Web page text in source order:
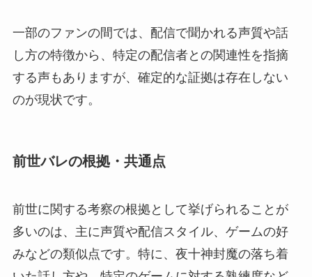
一部のファンの間では、配信で聞かれる声質や話
し方の特徴から、特定の配信者との関連性を指摘
する声もありますが、確定的な証拠は存在しない
のが現状です。
前世バレの根拠・共通点
前世に関する考察の根拠として挙げられることが
多いのは、主に声質や配信スタイル、ゲームの好
みなどの類似点です。特に、夜十神封魔の落ち着